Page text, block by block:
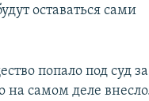
оставаться сами
попало под суд за
самом деле внесло.